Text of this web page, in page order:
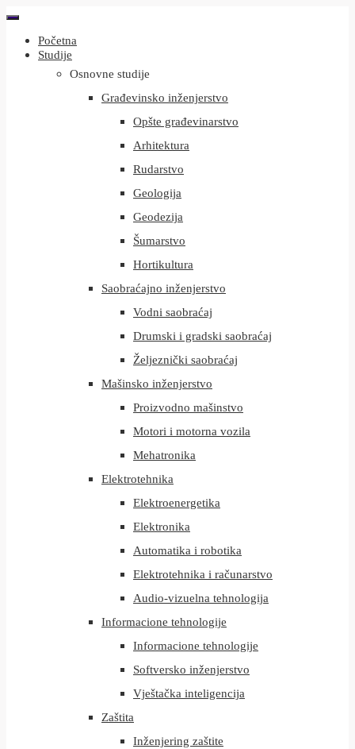
Početna
Studije
Osnovne studije
Građevinsko inženjerstvo
Opšte građevinarstvo
Arhitektura
Rudarstvo
Geologija
Geodezija
Šumarstvo
Hortikultura
Saobraćajno inženjerstvo
Vodni saobraćaj
Drumski i gradski saobraćaj
Željeznički saobraćaj
Mašinsko inženjerstvo
Proizvodno mašinstvo
Motori i motorna vozila
Mehatronika
Elektrotehnika
Elektroenergetika
Elektronika
Automatika i robotika
Elektrotehnika i računarstvo
Audio-vizuelna tehnologija
Informacione tehnologije
Informacione tehnologije
Softversko inženjerstvo
Vještačka inteligencija
Zaštita
Inženjering zaštite